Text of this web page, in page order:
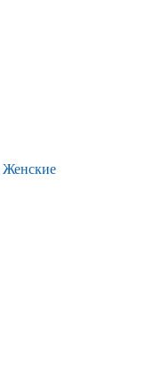
Женские